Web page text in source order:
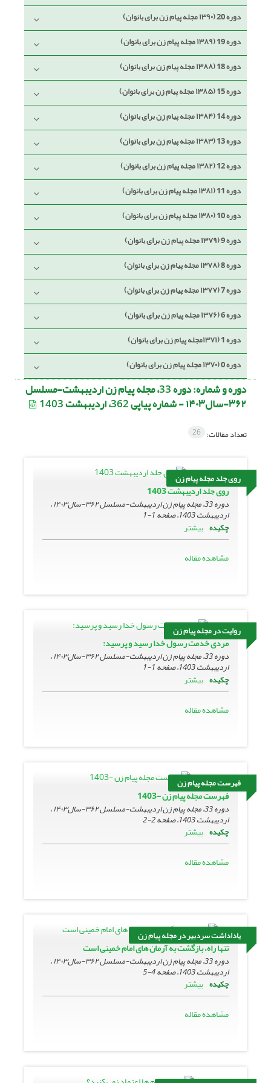
دوره 20 (۱۳۹۰ مجله پیام زن برای بانوان)
دوره 19 (۱۳۸۹ مجله پیام زن برای بانوان)
دوره 18 (۱۳۸۸ مجله پیام زن برای بانوان)
دوره 15 (۱۳۸۵ مجله پیام زن برای بانوان)
دوره 14 (۱۳۸۴ مجله پیام زن برای بانوان)
دوره 13 (۱۳۸۳ مجله پیام زن برای بانوان)
دوره 12 (۱۳۸۲ مجله پیام زن برای بانوان)
دوره 11 (۱۳۸۱ مجله پیام زن برای بانوان)
دوره 10 (۱۳۸۰ مجله پیام زن برای بانوان)
دوره 9 (۱۳۷۹ مجله پیام زن برای بانوان)
دوره 8 (۱۳۷۸ مجله پیام زن برای بانوان)
دوره 7 (۱۳۷۷ مجله پیام زن برای بانوان)
دوره 6 (۱۳۷۶ مجله پیام زن برای بانوان)
دوره 1 (۱۳۷۱مجله پیام زن برای بانوان)
دوره 0 (۱۳۷۰ مجله پیام زن برای بانوان)
دوره و شماره: دوره 33، مجله پیام زن اردیبهشت-مسلسل
۳۶۲-سال۱۴۰۳ - شماره پیاپی 362، اردیبهشت 1403
تعداد مقالات: 26
روی جلد مجله پیام زن
روی جلد اردیبهشت 1403
دوره 33، مجله پیام زن اردیبهشت-مسلسل ۳۶۲-سال۱۴۰۳ ،
اردیبهشت 1403، صفحه
1-1
چکیده بیشتر
مشاهده مقاله
روایت در مجله پیام زن
مردی خدمت رسول خدا رسید و پرسید:
دوره 33، مجله پیام زن اردیبهشت-مسلسل ۳۶۲-سال۱۴۰۳ ،
اردیبهشت 1403، صفحه
1-1
چکیده بیشتر
مشاهده مقاله
فهرست مجله پیام زن
فهرست مجله پیام زن -1403
دوره 33، مجله پیام زن اردیبهشت-مسلسل ۳۶۲-سال۱۴۰۳ ،
اردیبهشت 1403، صفحه
2-2
چکیده بیشتر
مشاهده مقاله
یاداداشت سردبیر در مجله پیام زن
تنها راه، بازگشت به آرمان های امام خمینی است
دوره 33، مجله پیام زن اردیبهشت-مسلسل ۳۶۲-سال۱۴۰۳ ،
اردیبهشت 1403، صفحه
4-5
چکیده بیشتر
مشاهده مقاله